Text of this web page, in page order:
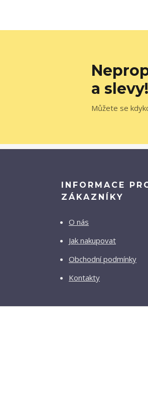
a slevy!
Můžete se
INFORMACE
ZÁKAZNÍKY
O nás
Jak nakupovat
Obchodní podmínky
Kontakty